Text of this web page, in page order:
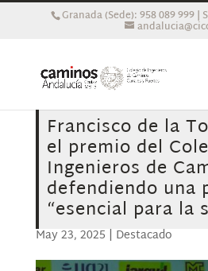
Granada (Sede): 958 089 999 |
Francisco de la
el premio del
Ingenieros de
defendiendo una
“esencial para la
May 23, 2025 | Destacado